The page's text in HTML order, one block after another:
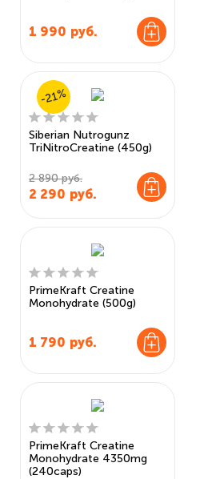
1 990 руб.
Siberian Nutrogunz
TriNitroCreatine (450g)
2 890 руб.
2 290 руб.
-21%
PrimeKraft Creatine
Monohydrate (500g)
1 790 руб.
PrimeKraft Creatine
Monohydrate 4350mg
(240caps)